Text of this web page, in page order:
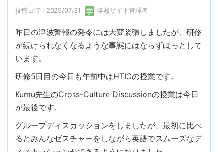
投稿日時 : 2025/07/31 学校サイト管理者
昨日の津波警報の発令には大変緊張しましたが、研修
が続けられなくなるような事態にはならずほっとして
います。
研修5日目の今日も午前中はHTICの授業です。
Kumu先生のCross-Culture Discussionの授業は今日
が最後です。
グループディスカッションをしましたが、最初に比べ
るとみんなゼスチャーをしながら英語でスムーズなデ